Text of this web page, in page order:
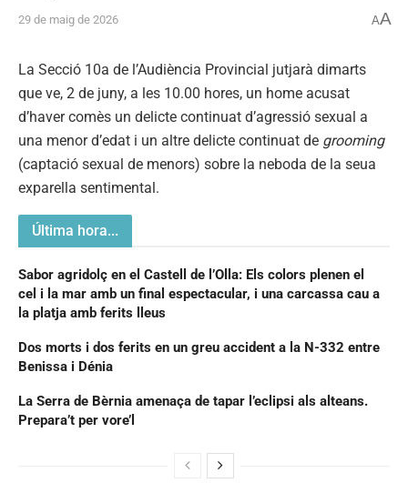
29 de maig de 2026 AA
La Secció 10a de l’Audiència Provincial jutjarà dimarts
que ve, 2 de juny, a les 10.00 hores, un home acusat
d’haver comès un delicte continuat d’agressió sexual a
una menor d’edat i un altre delicte continuat de grooming
(captació sexual de menors) sobre la neboda de la seua
exparella sentimental.
Última hora...
Sabor agridolç en el Castell de l’Olla: Els colors plenen el
cel i la mar amb un final espectacular, i una carcassa cau a
la platja amb ferits lleus
Dos morts i dos ferits en un greu accident a la N-332 entre
Benissa i Dénia
La Serra de Bèrnia amenaça de tapar l’eclipsi als alteans.
Prepara’t per vore’l